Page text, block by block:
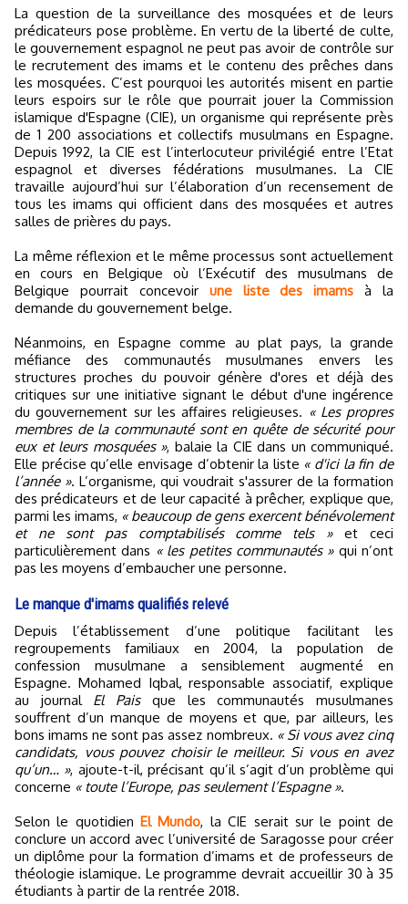
La question de la surveillance des mosquées et de leurs
prédicateurs pose problème. En vertu de la liberté de culte,
le gouvernement espagnol ne peut pas avoir de contrôle sur
le recrutement des imams et le contenu des prêches dans
les mosquées. C’est pourquoi les autorités misent en partie
leurs espoirs sur le rôle que pourrait jouer la Commission
islamique d'Espagne (CIE), un organisme qui représente près
de 1 200 associations et collectifs musulmans en Espagne.
Depuis 1992, la CIE est l’interlocuteur privilégié entre l’Etat
espagnol et diverses fédérations musulmanes. La CIE
travaille aujourd’hui sur l’élaboration d’un recensement de
tous les imams qui officient dans des mosquées et autres
salles de prières du pays.
La même réflexion et le même processus sont actuellement
en cours en Belgique où l’Exécutif des musulmans de
Belgique pourrait concevoir une liste des imams à la
demande du gouvernement belge.
Néanmoins, en Espagne comme au plat pays, la grande
méfiance des communautés musulmanes envers les
structures proches du pouvoir génère d'ores et déjà des
critiques sur une initiative signant le début d'une ingérence
du gouvernement sur les affaires religieuses. « Les propres
membres de la communauté sont en quête de sécurité pour
eux et leurs mosquées », balaie la CIE dans un communiqué.
Elle précise qu’elle envisage d’obtenir la liste « d'ici la fin de
l’année ». L’organisme, qui voudrait s'assurer de la formation
des prédicateurs et de leur capacité à prêcher, explique que,
parmi les imams, « beaucoup de gens exercent bénévolement
et ne sont pas comptabilisés comme tels »et ceci
particulièrement dans « les petites communautés »qui n’ont
pas les moyens d’embaucher une personne.
Le manque d'imams qualifiés relevé
Depuis l’établissement d’une politique facilitant les
regroupements familiaux en 2004, la population de
confession musulmane a sensiblement augmenté en
Espagne. Mohamed Iqbal, responsable associatif, explique
au journal El Paisque les communautés musulmanes
souffrent d’un manque de moyens et que, par ailleurs, les
bons imams ne sont pas assez nombreux. « Si vous avez cinq
candidats, vous pouvez choisir le meilleur. Si vous en avez
qu’un… », ajoute-t-il, précisant qu’il s’agit d’un problème qui
concerne « toute l’Europe, pas seulement l’Espagne ».
Selon le quotidien El Mundo, la CIE serait sur le point de
conclure un accord avec l’université de Saragosse pour créer
un diplôme pour la formation d’imams et de professeurs de
théologie islamique. Le programme devrait accueillir 30 à 35
étudiants à partir de la rentrée 2018.